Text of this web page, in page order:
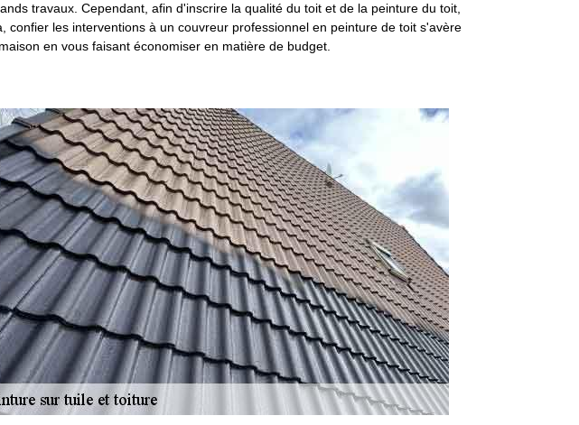
travaux. Cependant, afin d'inscrire la qualité du toit et de la peinture du toit,
les interventions à un couvreur professionnel en peinture de toit s'avère
en vous faisant économiser en matière de budget.